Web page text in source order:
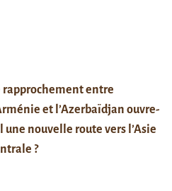
rapprochement entre
et l’Azerbaïdjan ouvre-
une nouvelle route vers l’Asie
?